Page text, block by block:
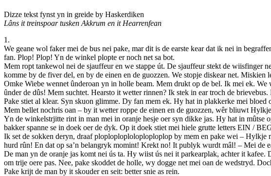
Dizze tekst fynst yn in greide by Haskerdiken
Lâns it treinspoar tusken Akkrum en it Hearrenfean
1.
We geane wol faker mei de bus nei pake, mar dit is de earste kear dat ik nei in
fan. Plop! Plop! Yn de winkel plopte er noch net sa bot.
Mem ropt tankewol nei de sjauffeur en we stappe út. De sjauffeur stekt de wiisfinger
komme by de fiver del, en by de einen en de guozzen. We stopje diskear net.
Omke Wiebe wennet ûnderoan yn in holle beam. Mem drukt op de bel. Ik mei ek.
ûnder de dûs! Mem suchtet. Hearsto it wetter rinnen? Ik stek in ear troch de
Pake stiet al klear. Syn skuon glimme. Dy fan mem ek. Hy hat in plakkerke mei
Mem bellet nochris oan – by it wetter roppe de einen en de guozzen, wêr bliuwt
Yn de winkelstrjitte rint in man mei in oranje hesje oer syn dikke jas. Hy hat in mûtse
bakker spanne se in doek oer de dyk. Op it doek stiet mei hiele grutte letters EIN /
Ik set de sokken deryn, draaf ploploploploloploploplop by mem en pake wei – Hylkje
hurd rûn! En dat op sa’n belangryk momint! Krekt no! It publyk wurdt mâl! – Mei de
De man yn de oranje jas komt nei ús ta. Hy wiist ús nei it parkearplak, achter it
om trije oere pas. Nee, pake skoddet de holle, wy dogge net mei oan de wedstryd.
Pake krijt de man by it skouder en seit: better snie as rein.